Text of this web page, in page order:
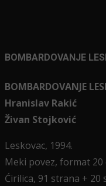
BOMBARDOVANJE
BOMBARDOVANJE
Hranislav Rakić
Živan Stojković
Leskovac, 1994.
Meki povez, format 20
Ćirilica, 91 strana + 20